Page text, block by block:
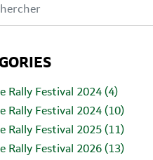
Rally Festival 2024 (4)
Rally Festival 2024 (10)
Rally Festival 2025 (11)
Rally Festival 2026 (13)